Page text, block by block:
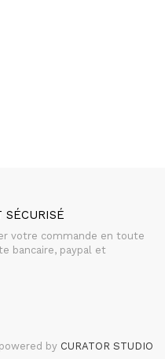
SÉCURISÉ
votre commande en toute
bancaire, paypal et
powered by CURATOR STUDIO